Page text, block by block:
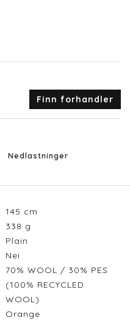
Finn forhandler
Nedlastninger
145 cm
338 g
Plain
Nei
70% WOOL / 30% PES
(100% RECYCLED
WOOL)
Orange